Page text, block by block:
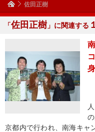
佐田正樹
「佐田正樹」に関連する
京都内で行われ、南海キャ